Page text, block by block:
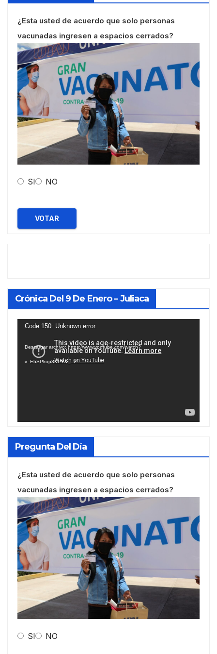
¿Esta usted de acuerdo que solo personas
vacunadas ingresen a espacios cerrados?
SI NO
VOTAR
Crónica Del 9 De Enero – Juliaca
Reproductor
vídeo
Code 150: Unknown error.
Descargar archivo: https://www.youtube.com/watch?
v=EhSPkop8KPY&_=2
Pregunta Del Día
¿Esta usted de acuerdo que solo personas
vacunadas ingresen a espacios cerrados?
SI NO